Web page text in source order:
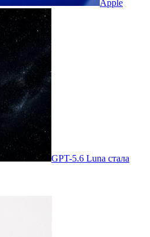
Apple
GPT-5.6 Luna стала